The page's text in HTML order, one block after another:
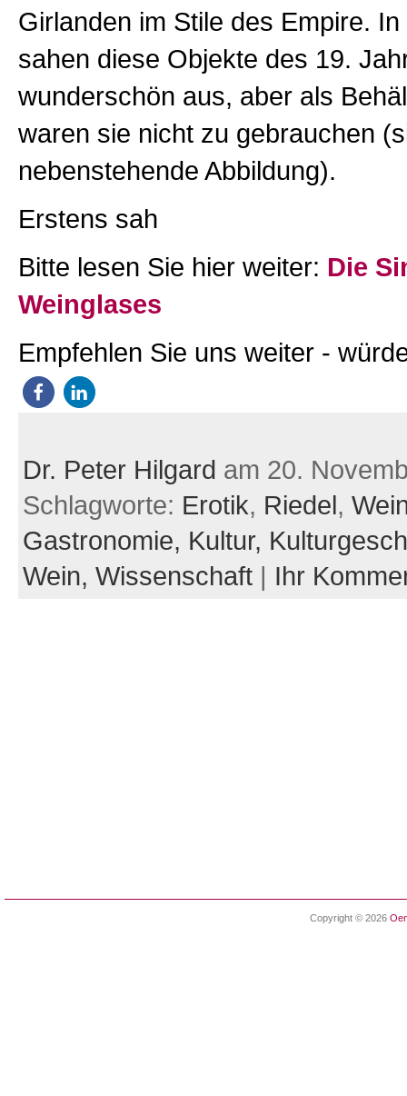
Girlanden im Stile des Empire.
sahen diese Objekte des 19.
wunderschön aus, aber als
waren sie nicht zu gebrauchen
nebenstehende Abbildung).
Erstens sah
Bitte lesen Sie hier weiter: Die
Weinglases
Empfehlen Sie uns weiter -
Dr. Peter Hilgard am 20.
Schlagworte: Erotik, Riedel,
Gastronomie, Kultur,
Wein, Wissenschaft| Ihr
Copyright © 2026